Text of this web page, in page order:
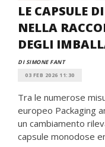
LE CAPSULE
NELLA
DEGLI
DI SIMONE FANT
03 FEB 2026 11:30
Tra le numerose
europeo Packaging
un cambiamento
capsule monodose